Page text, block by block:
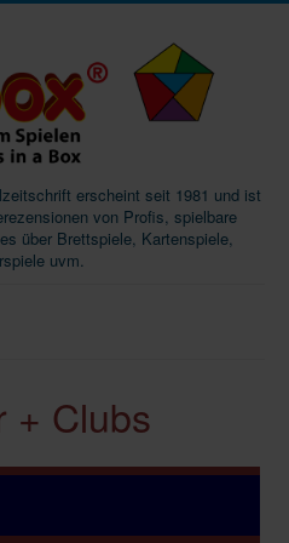
erscheint seit 1981 und ist
von Profis, spielbare
über Brettspiele, Kartenspiele,
uvm.
+ Clubs